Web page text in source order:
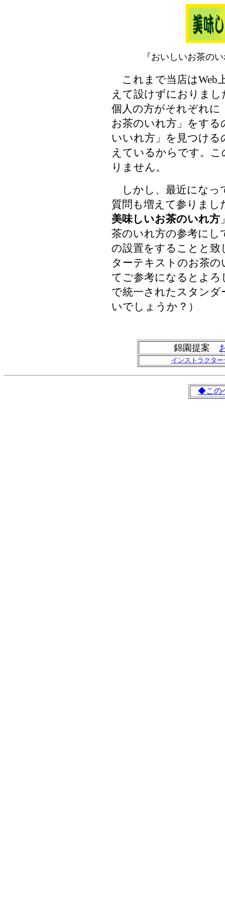
『おいしいお茶の
これまで当店はWeb
えて設けずにおりま
個人の方がそれぞれに
お茶のいれ方」をす
いいれ方」を見つけ
えているからです。
りません。
しかし、最近になっ
質問も増えて参りまし
美味しいお茶のいれ方
茶のいれ方の参考にし
の設置をすることと
ターテキストのお茶
てご参考になるとよ
で統一されたスタン
いでしょうか？）
錦園提案
インストラクタ
◆この